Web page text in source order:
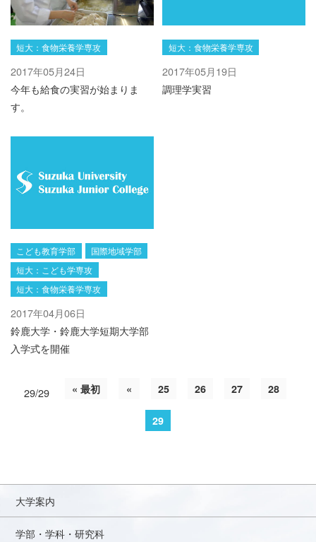
短大：食物栄養学専攻
2017年05月24日
今年も給食の実習が始まりま
す。
短大：食物栄養学専攻
2017年05月19日
調理学実習
こども教育学部
国際地域学部
短大：こども学専攻
短大：食物栄養学専攻
2017年04月06日
鈴鹿大学・鈴鹿大学短期大学部
入学式を開催
29/29 « 最初 « 25 26 27 28
29
大学案内
学部・学科・研究科